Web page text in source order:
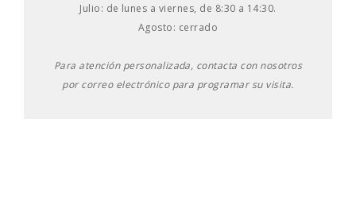
Julio: de lunes a viernes, de 8:30 a 14:30.
Agosto: cerrado
Para atención personalizada, contacta con nosotros
por correo electrónico para programar su visita.